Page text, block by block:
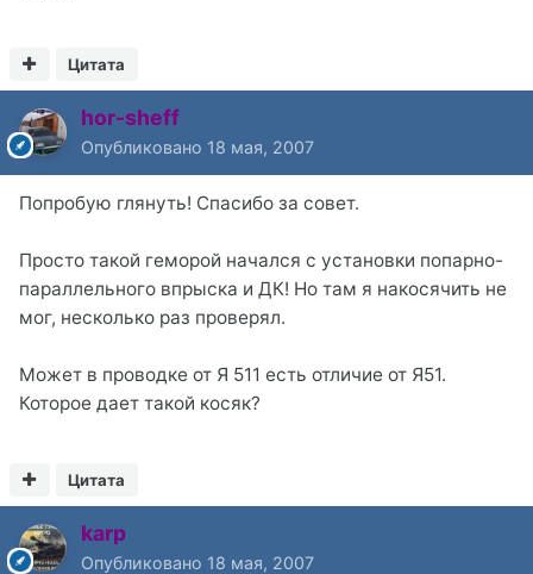
Цитата
hor-sheff
Опубликовано 18 мая, 2007
Попробую глянуть! Спасибо за совет.
Просто такой геморой начался с установки попарно-
параллельного впрыска и ДК! Но там я накосячить не
мог, несколько раз проверял.
Может в проводке от Я 511 есть отличие от Я51.
Которое дает такой косяк?
Цитата
karp
Опубликовано 18 мая, 2007